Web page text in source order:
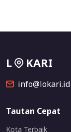
L KARI
info@lokari.id
Tautan Cepat
Kota Terbaik